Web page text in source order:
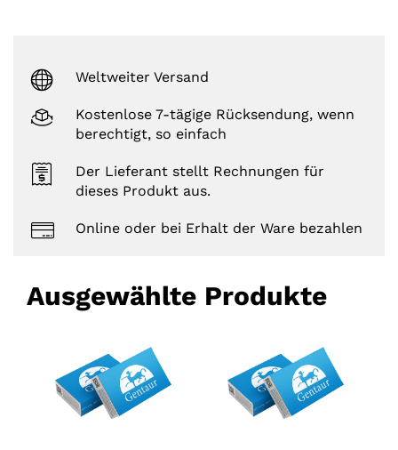
Weltweiter Versand
Kostenlose 7-tägige Rücksendung, wenn
berechtigt, so einfach
Der Lieferant stellt Rechnungen für
dieses Produkt aus.
Online oder bei Erhalt der Ware bezahlen
Ausgewählte Produkte